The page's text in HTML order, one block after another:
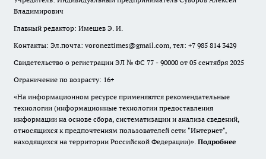
Владимирович
Главный редактор: Имешев Э. И.
Контакты: Эл.почта: voroneztimes@gmail.com, тел: +7 985 814 3429
Свидетельство о регистрации ЭЛ № ФС 77 - 90000 от 05 сентября 2025
Ограничение по возрасту: 16+
«На информационном ресурсе применяются рекомендательные
технологии (информационные технологии предоставления
информации на основе сбора, систематизации и анализа сведений,
относящихся к предпочтениям пользователей сети "Интернет",
находящихся на территории Российской Федерации)». Подробнее